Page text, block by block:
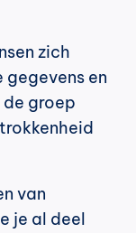
zich
en
groep
van
je al deel